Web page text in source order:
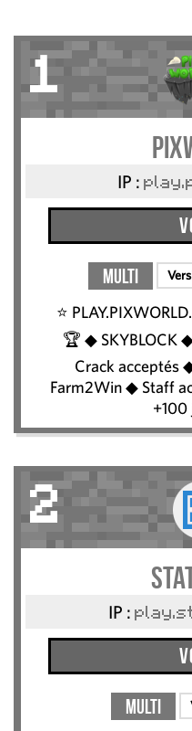
1
IP :
Multi
⭐️
🏆 ◆ SKYBLOCK
Crack acceptés
Farm2Win ◆ Staff
2
IP :
Multi